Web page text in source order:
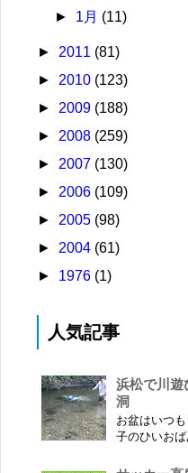
► 1月 (11)
► 2011 (81)
► 2010 (123)
► 2009 (188)
► 2008 (259)
► 2007 (130)
► 2006 (109)
► 2005 (98)
► 2004 (61)
► 1976 (1)
人気記事
浜松で川遊
洞
お盆はいつ
子のひいお
ばあちゃんが